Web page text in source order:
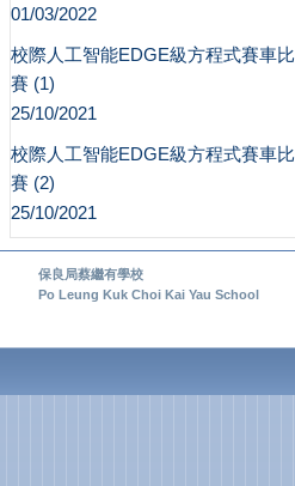
01/03/2022
校際人工智能EDGE級方程式賽車比
賽 (1)
25/10/2021
校際人工智能EDGE級方程式賽車比
賽 (2)
25/10/2021
保良局蔡繼有學校
Po Leung Kuk Choi Kai Yau School